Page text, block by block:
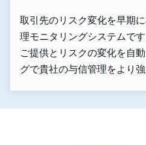
取引先のリスク変化を早期
理モニタリングシステムで
ご提供とリスクの変化を自
グで貴社の与信管理をより